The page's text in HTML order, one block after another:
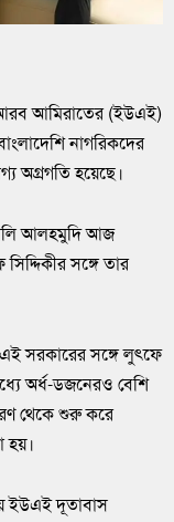
আমিরাতের (ইউএই)
নাগরিকদের
অগ্রগতি হয়েছে।
আলি আলহমুদি আজ
সঙ্গে তার
সরকারের সঙ্গে লুৎফে
অর্ধ-ডজনেরও বেশি
থেকে শুরু করে
হয়।
ইউএই দূতাবাস